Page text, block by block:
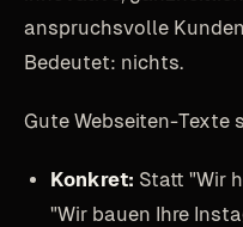
anspruchsvolle
Bedeutet: nichts.
Gute Webseiten-Texte
Konkret: Statt "Wir
"Wir bauen Ihre